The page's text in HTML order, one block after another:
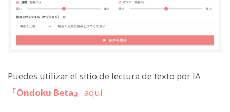
Puedes utilizar el sitio de lectura de texto por IA
『Ondoku Beta』 aquí.